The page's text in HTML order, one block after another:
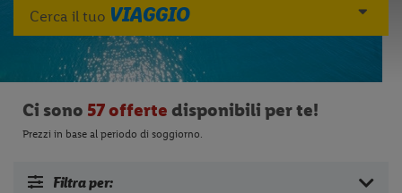
Cerca il tuo VIAGGIO
Ci sono 57 offerte disponibili per te!
Prezzi in base al periodo di soggiorno.
Filtra per: